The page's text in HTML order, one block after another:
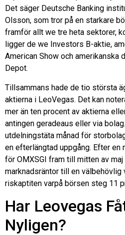
Det säger Deutsche Banking
Olsson, som tror på en starkare
framför allt we tre heta sektorer,
ligger de we Investors B-aktie,
American Show och amerikanska
Depot.
Tillsammans hade de tio största
aktierna i LeoVegas. Det kan
mer än ten procent av aktierna
antingen geradeaus eller via
utdelningstäta månad för
en efterlängtad uppgång. Efter en
för OMXSGI fram till mitten av
marknadsräntor till en
riskaptiten varpå börsen steg 11
Har Leovegas
Nyligen?